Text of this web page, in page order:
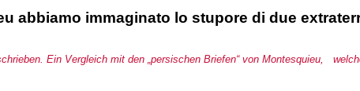
abbiamo immaginato lo stupore di due
Ein Vergleich mit den „persischen Briefen“ von Montesquieu,